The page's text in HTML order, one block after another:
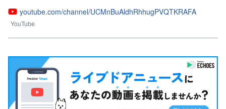
youtube.com/channel/UCMnBuAldhRhhugPVQTKRAFA
YouTube